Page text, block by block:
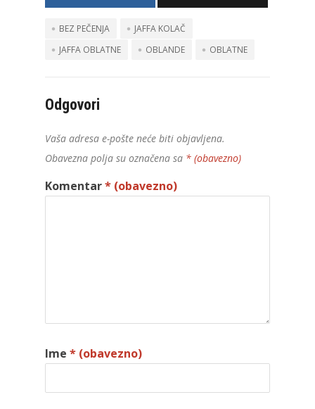
BEZ PEČENJA
JAFFA KOLAČ
JAFFA OBLATNE
OBLANDE OBLATNE
Odgovori
Vaša adresa e-pošte neće biti objavljena.
Obavezna polja su označena sa * (obavezno)
Komentar* (obavezno)
Ime * (obavezno)